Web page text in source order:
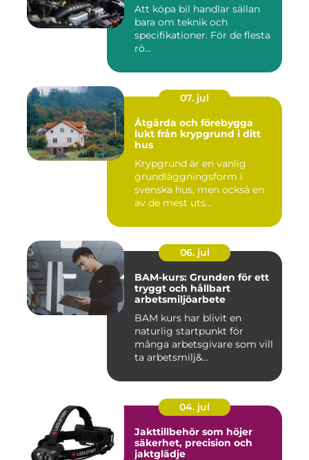
Att köpa bil handlar sällan
bara om teknik och
specifikationer. För de flesta
rö...
07. jul
Åtgärda och förebygga
lukt från krypgrund i ditt
hus
Krypgrund är en vanlig
grundläggningsform i
svenska hus, men också en
av de mest uts...
06. jul
BAM-kurs: Grunden för ett
tryggt och hållbart
arbetsmiljöarbete
BAM kurs har blivit en
naturlig startpunkt för
många arbetsgivare som vill
ta arbetsmilj&...
04. jul
Jakttillbehör som höjer
säkerhet, precision och
jaktglädje